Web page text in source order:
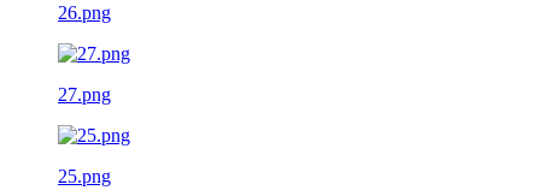
26.png
27.png
25.png